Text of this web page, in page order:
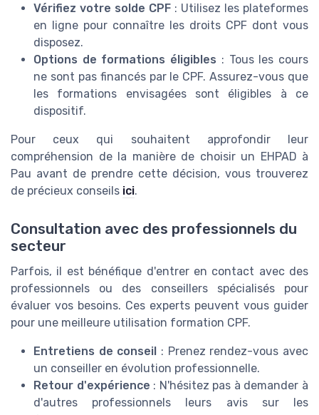
Vérifiez votre solde CPF : Utilisez les plateformes
en ligne pour connaître les droits CPF dont vous
disposez.
Options de formations éligibles : Tous les cours
ne sont pas financés par le CPF. Assurez-vous que
les formations envisagées sont éligibles à ce
dispositif.
Pour ceux qui souhaitent approfondir leur
compréhension de la manière de choisir un EHPAD à
Pau avant de prendre cette décision, vous trouverez
de précieux conseils ici.
Consultation avec des professionnels du
secteur
Parfois, il est bénéfique d'entrer en contact avec des
professionnels ou des conseillers spécialisés pour
évaluer vos besoins. Ces experts peuvent vous guider
pour une meilleure utilisation formation CPF.
Entretiens de conseil : Prenez rendez-vous avec
un conseiller en évolution professionnelle.
Retour d'expérience : N'hésitez pas à demander à
d'autres professionnels leurs avis sur les